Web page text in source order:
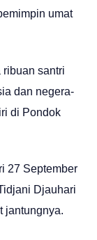
umat
ribuan santri
dan negera-
di Pondok
27 September
Djauhari
jantungnya.